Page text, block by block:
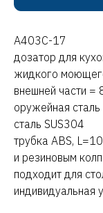
A403C-17
дозатор для
жидкого
внешней части
оружейная сталь
сталь SUS304
трубка ABS,
и резиновым
подходит для
индивидуальная